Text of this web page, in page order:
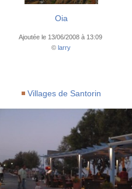
Oia
Ajoutée le 13/06/2008 à 13:09
©larry
Villages de Santorin